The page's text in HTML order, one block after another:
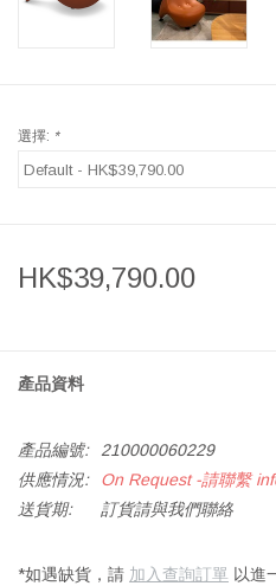
STORIES 故事
選擇: *
HK$39,790.00
產品資料
產品編號:
210000060229
供應情況:
On Request -請聯繫
送貨期:
訂貨請與我們聯絡
*如遇缺貨，請 加入查詢訂單 以進